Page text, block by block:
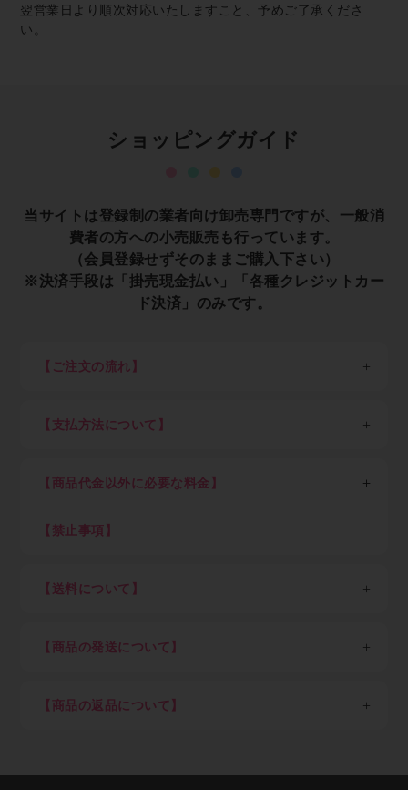
翌営業日より順次対応いたしますこと、予めご了承くださ
い。
ショッピングガイド
当サイトは登録制の業者向け卸売専門ですが、一般消
費者の方への小売販売も行っています。
（会員登録せずそのままご購入下さい）
※決済手段は「掛売現金払い」「各種クレジットカー
ド決済」のみです。
【ご注文の流れ】
業者の方は最初に新規会員登録（無料）を行って下さ
STEP2：ログイン
ログイン後は商品の卸価格が表示され、商品をご自由に
STEP3：商品を選び、ショッピングカートに入れる
ご注文後のキャンセルは出来ませんので、押し間違いが
有無はメールにてお気軽にご相談ください。
【支払方法について】
現金掛け払いご希望の方は「Paid利用規約」（売掛金
い。Paidサービス提供元の株式会社ラクーンより別途
経てログインが可能となります。審査結果ご案内のメー
ださい）
クレジットカード決済ご希望の方はショッピングカー
【商品代金以外に必要な料金】
料、但し東北6県・北海道、沖縄県及び離島を除く）
【禁止事項】
・ECサイト運営を妨害する行為
・転売目的による購入
【送料について】
7,700円以上ご購入：送料弊社負担（但し東北6県・北
道2,200円）
【商品の発送について】
年始、夏季休業期など）を除き即日～3営業日以内を
【商品の返品について】